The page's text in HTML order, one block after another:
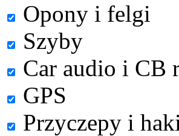
Opony i felgi
Szyby
Car audio i CB
GPS
Przyczepy i